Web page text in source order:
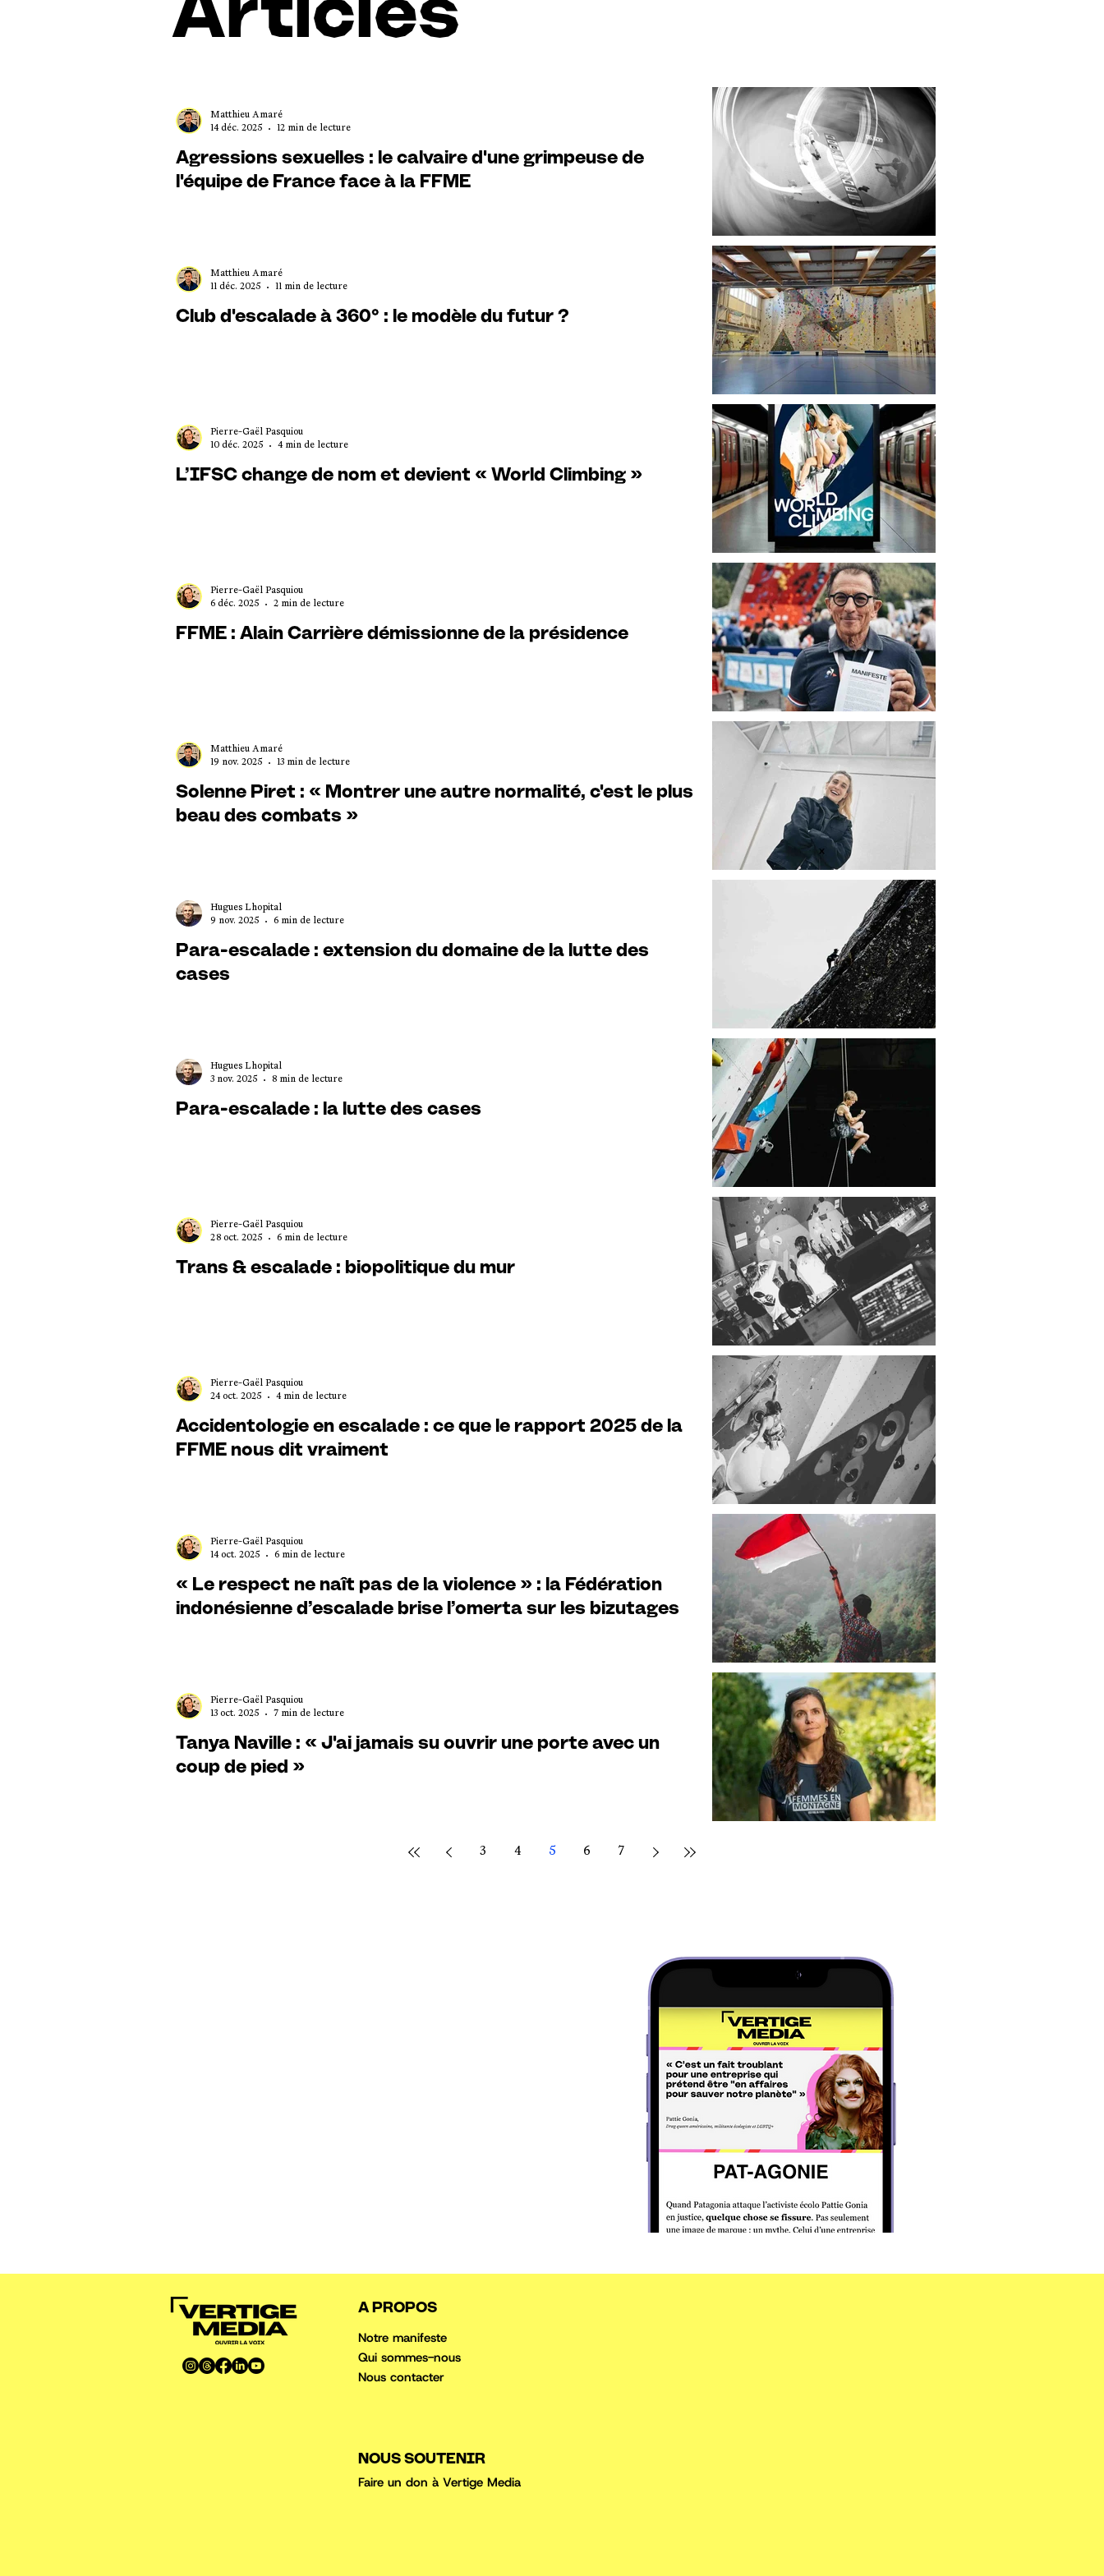
Agressions sexuelles : le calvaire d'une grimpeuse de
l'équipe de France face à la FFME
Matthieu Amaré
14 déc. 2025
12 min de lecture
Club d'escalade à 360° : le modèle du futur ?
Matthieu Amaré
11 déc. 2025
11 min de lecture
L’IFSC change de nom et devient « World Climbing »
Pierre-Gaël Pasquiou
10 déc. 2025
4 min de lecture
FFME : Alain Carrière démissionne de la présidence
Pierre-Gaël Pasquiou
6 déc. 2025
2 min de lecture
Solenne Piret : « Montrer une autre normalité, c'est le plus
beau des combats »
Matthieu Amaré
19 nov. 2025
13 min de lecture
Para-escalade : extension du domaine de la lutte des
cases
Hugues Lhopital
9 nov. 2025
6 min de lecture
Para-escalade : la lutte des cases
Hugues Lhopital
3 nov. 2025
8 min de lecture
Trans & escalade : biopolitique du mur
Pierre-Gaël Pasquiou
28 oct. 2025
6 min de lecture
Accidentologie en escalade : ce que le rapport 2025 de la
FFME nous dit vraiment
Pierre-Gaël Pasquiou
24 oct. 2025
4 min de lecture
« Le respect ne naît pas de la violence » : la Fédération
indonésienne d’escalade brise l’omerta sur les bizutages
Pierre-Gaël Pasquiou
14 oct. 2025
6 min de lecture
Tanya Naville : « J'ai jamais su ouvrir une porte avec un
coup de pied »
Pierre-Gaël Pasquiou
13 oct. 2025
7 min de lecture
3 4 5 6 7
A PROPOS
Notre manifeste
Qui sommes-nous
Nous contacter
NOUS SOUTENIR
Faire un don à Vertige Media